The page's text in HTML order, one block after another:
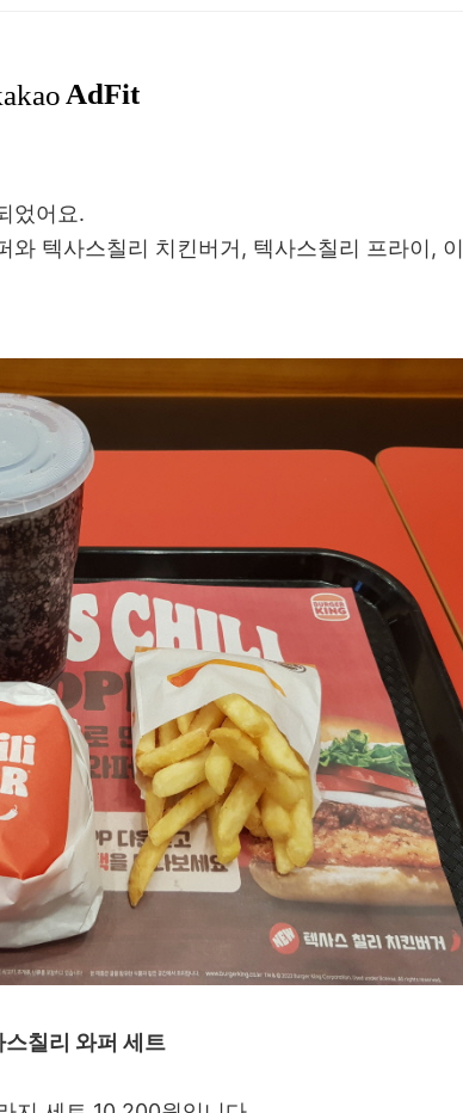
었어요.
텍사스칠리 치킨버거, 텍사스칠리 프라이, 이
스칠리 와퍼 세트